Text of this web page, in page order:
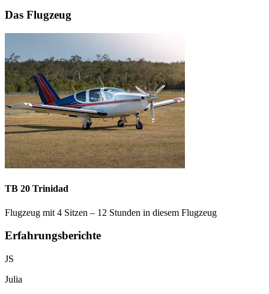
Das Flugzeug
TB 20 Trinidad
Flugzeug mit 4 Sitzen – 12 Stunden in diesem Flugzeug
Erfahrungsberichte
JS
Julia